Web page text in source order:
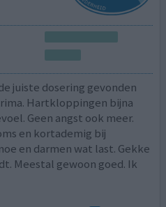
juiste dosering gevonden
Hartkloppingen bijna
Geen angst ook meer.
en kortademig bij
en darmen wat last. Gekke
Meestal gewoon goed. Ik